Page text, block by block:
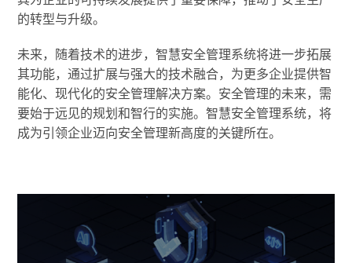
的转型与升级。
未来，随着技术的进步，智慧安全管理系统将进一步拓展
其功能，通过扩展与强大的技术融合，为更多企业提供智
能化、现代化的安全管理解决方案。安全管理的未来，需
要始于远见的规划和智行的实施。智慧安全管理系统，将
成为引领企业迈向安全管理新高度的关键所在。